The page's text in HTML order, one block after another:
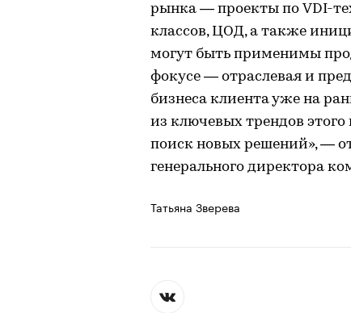
рынка — проекты по VDI-
классов, ЦОД, а также
могут быть применимы
фокусе — отраслевая и
бизнеса клиента уже на
из ключевых трендов
поиск новых решений», —
генерального директора
Татьяна Зверева